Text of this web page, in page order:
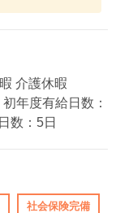
介護休暇
年度有給日数：
数：5日
社会保険完備